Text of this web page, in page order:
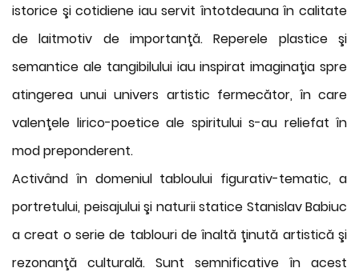
istorice şi cotidiene iau servit întotdeauna în calitate
de laitmotiv de importanţă. Reperele plastice şi
semantice ale tangibilului iau inspirat imaginaţia spre
atingerea unui univers artistic fermecător, în care
valenţele lirico-poetice ale spiritului s-au reliefat în
mod preponderent.
Activând în domeniul tabloului figurativ-tematic, a
portretului, peisajului şi naturii statice Stanislav Babiuc
a creat o serie de tablouri de înaltă ţinută artistică şi
rezonanţă culturală. Sunt semnificative în acest